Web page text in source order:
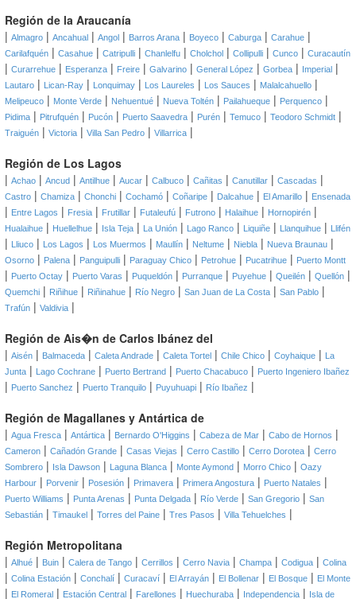
Región de la Araucanía
| Almagro | Ancahual | Angol | Barros Arana | Boyeco | Caburga | Carahue |
Carilafquén | Casahue | Catripulli | Chanlelfu | Cholchol | Collipulli | Cunco | Curacautín
| Curarrehue | Esperanza | Freire | Galvarino | General López | Gorbea | Imperial |
Lautaro | Lican-Ray | Lonquimay | Los Laureles | Los Sauces | Malalcahuello |
Melipeuco | Monte Verde | Nehuentué | Nueva Toltén | Pailahueque | Perquenco |
Pidima | Pitrufquén | Pucón | Puerto Saavedra | Purén | Temuco | Teodoro Schmidt |
Traiguén | Victoria | Villa San Pedro | Villarrica |
Región de Los Lagos
| Achao | Ancud | Antilhue | Aucar | Calbuco | Cañitas | Canutillar | Cascadas |
Castro | Chamiza | Chonchi | Cochamó | Coñaripe | Dalcahue | El Amarillo | Ensenada
| Entre Lagos | Fresia | Frutillar | Futaleufú | Futrono | Halaihue | Hornopirén |
Hualaihue | Huellelhue | Isla Teja | La Unión | Lago Ranco | Liquiñe | Llanquihue | Llifén
| Lliuco | Los Lagos | Los Muermos | Maullín | Neltume | Niebla | Nueva Braunau |
Osorno | Palena | Panguipulli | Paraguay Chico | Petrohue | Pucatrihue | Puerto Montt
| Puerto Octay | Puerto Varas | Puqueldón | Purranque | Puyehue | Queilén | Quellón |
Quemchi | Riñihue | Riñinahue | Río Negro | San Juan de La Costa | San Pablo |
Trafún | Valdivia |
Región de Ais�n de Carlos Ibánez del
| Aisén | Balmaceda | Caleta Andrade | Caleta Tortel | Chile Chico | Coyhaique |
La
Junta | Lago Cochrane | Puerto Bertrand | Puerto Chacabuco | Puerto Ingeniero Ibañez
| Puerto Sanchez | Puerto Tranquilo | Puyuhuapi | Río Ibañez |
Región de Magallanes y Antártica de
| Agua Fresca | Antártica | Bernardo O'Higgins | Cabeza de Mar | Cabo de Hornos |
Cameron | Cañadón Grande | Casas Viejas | Cerro Castillo | Cerro Dorotea | Cerro
Sombrero | Isla Dawson | Laguna Blanca | Monte Aymond | Morro Chico | Oazy
Harbour | Porvenir | Posesión | Primavera | Primera Angostura | Puerto Natales |
Puerto Williams | Punta Arenas | Punta Delgada | Río Verde | San Gregorio | San
Sebastián | Timaukel | Torres del Paine | Tres Pasos | Villa Tehuelches |
Región Metropolitana
| Alhué | Buin | Calera de Tango | Cerrillos | Cerro Navia | Champa | Codigua | Colina
| Colina Estación | Conchalí | Curacaví | El Arrayán | El Bollenar | El Bosque | El Monte
| El Romeral | Estación Central | Farellones | Huechuraba | Independencia | Isla de